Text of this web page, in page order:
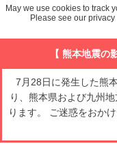
【 熊本地震の
7月28日に発生した熊
り、熊本県および九州
ります。 ご迷惑をおか
May we use cookies to track
Please see our